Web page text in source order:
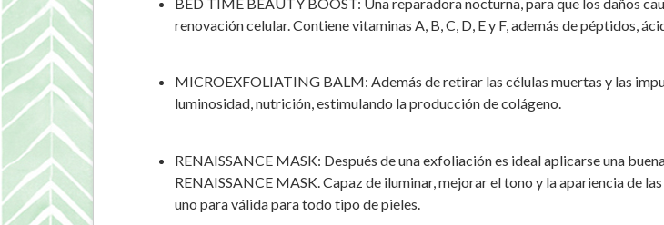
renovación celular. Contiene vitaminas A, B, C, D, E y F, además de péptidos,
MICROEXFOLIATING BALM: Además de retirar las células muertas y las
luminosidad, nutrición, estimulando la producción de colágeno.
RENAISSANCE MASK: Después de una exfoliación es ideal aplicarse una
RENAISSANCE MASK. Capaz de iluminar, mejorar el tono y la apariencia de
uno para válida para todo tipo de pieles.